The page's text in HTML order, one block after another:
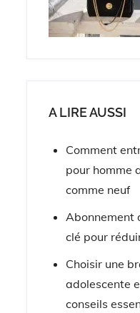
A LIRE AUSSI
Comment
pour homme
comme neuf
Abonnement
clé pour
Choisir une
adolescente
conseils